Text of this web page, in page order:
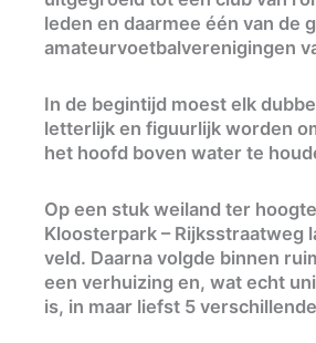
leden en daarmee één van de
amateurvoetbalverenigingen
In de begintijd moest elk
letterlijk en figuurlijk worden
het hoofd boven water te
Op een stuk weiland ter
Kloosterpark – Rijksstraatweg
veld. Daarna volgde binnen
een verhuizing en, wat echt
is, in maar liefst 5